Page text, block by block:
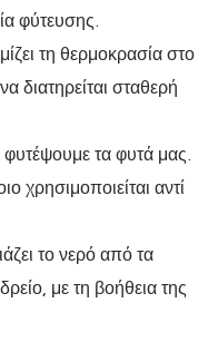
φύτευσης.
τη θερμοκρασία στο
διατηρείται σταθερή
τα φυτά μας.
αντί
το νερό από τα
με τη βοήθεια της